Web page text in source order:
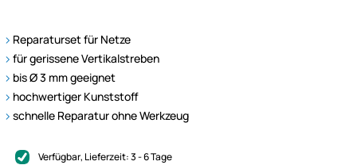
Reparaturset für Netze
für gerissene Vertikalstreben
bis Ø 3 mm geeignet
hochwertiger Kunststoff
schnelle Reparatur ohne Werkzeug
Verfügbar, Lieferzeit:3 - 6 Tage